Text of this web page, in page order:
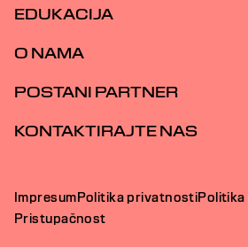
EDUKACIJA
O NAMA
POSTANI PARTNER
KONTAKTIRAJTE NAS
ImpresumPolitika privatnostiPolitika
Pristupačnost